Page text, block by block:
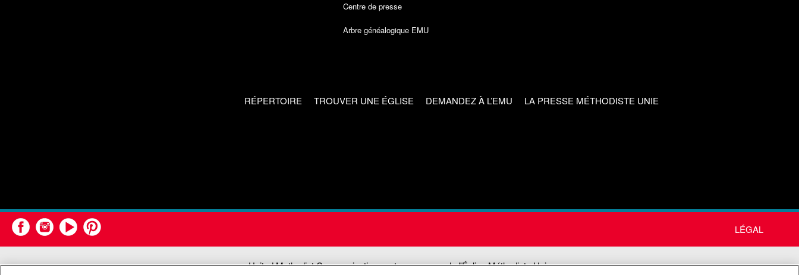
Centre de presse
Arbre généalogique EMU
RÉPERTOIRE TROUVER UNE ÉGLISE DEMANDEZ À L’EMU LA PRESSE MÉTHODISTE UNIE
LÉGAL
United Methodist Communications est une agence de l'Église Méthodiste Unie